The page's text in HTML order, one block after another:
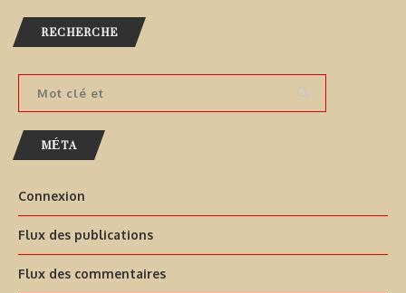
RECHERCHE
MÉTA
Connexion
Flux des publications
Flux des commentaires